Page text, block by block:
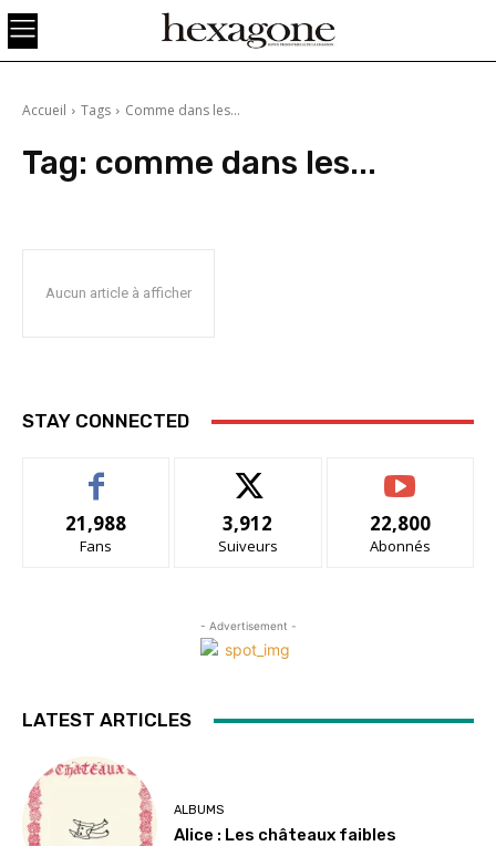
Accueil Tags Comme dans les...
Tag: comme dans les...
Aucun article à afficher
STAY CONNECTED
21,988
Fans
3,912
Suiveurs
22,800
Abonnés
- Advertisement -
LATEST ARTICLES
ALBUMS
Alice : Les châteaux faibles